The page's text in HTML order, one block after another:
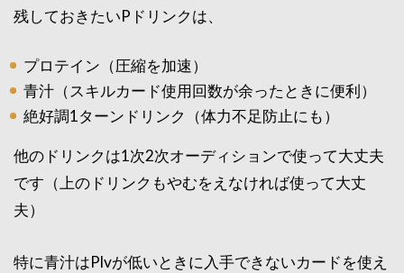
残しておきたいPドリンクは、
プロテイン（圧縮を加速）
青汁（スキルカード使用回数が余ったときに便利）
絶好調1ターンドリンク（体力不足防止にも）
他のドリンクは1次2次オーディションで使って大丈夫
です（上のドリンクもやむをえなければ使って大丈
夫）
特に青汁はPlvが低いときに入手できないカードを使え